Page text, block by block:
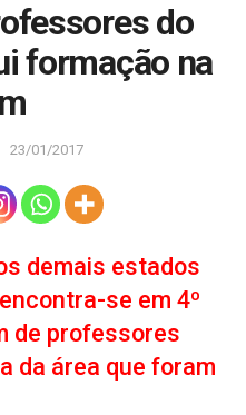
do
formação na
23/01/2017
demais estados
se em 4º
de professores
da área que foram